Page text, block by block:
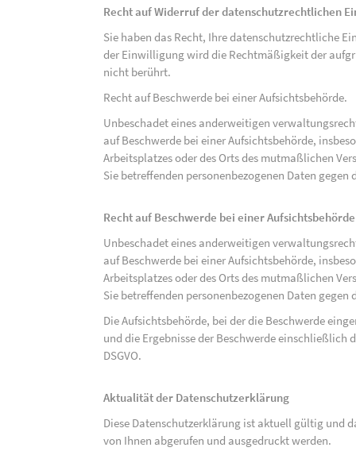
Recht auf Widerruf der datenschutzrechtlichen
Sie haben das Recht, Ihre datenschutzrechtliche
der Einwilligung wird die Rechtmäßigkeit der
nicht berührt.
Recht auf Beschwerde bei einer Aufsichtsbehörde.
Unbeschadet eines anderweitigen
auf Beschwerde bei einer Aufsichtsbehörde,
Arbeitsplatzes oder des Orts des mutmaßlichen
Sie betreffenden personenbezogenen Daten gegen
Recht auf Beschwerde bei einer Aufsichtsbehörde
Unbeschadet eines anderweitigen
auf Beschwerde bei einer Aufsichtsbehörde,
Arbeitsplatzes oder des Orts des mutmaßlichen
Sie betreffenden personenbezogenen Daten gegen
Die Aufsichtsbehörde, bei der die Beschwerde
und die Ergebnisse der Beschwerde
DSGVO.
Aktualität der Datenschutzerklärung
Diese Datenschutzerklärung ist aktuell gültig und
von Ihnen abgerufen und ausgedruckt werden.